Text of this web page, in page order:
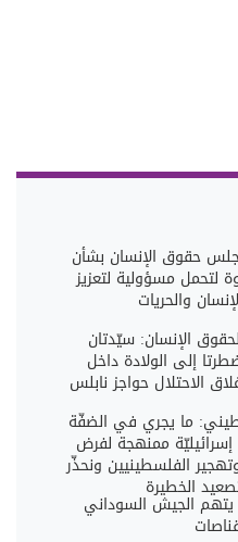
حقوق الإنسان بشأن
لتحمل مسؤولية لتعزيز
والحريات
الإنسان: سيّدتان
إلى الولادة داخل
الاحتلال حواجز نابلس
ما يجري في الضفّة
إسرائيليّة ممنهجة لفرض
الفلسطينيين ونحذّر
الخطيرة
الجيش السوداني